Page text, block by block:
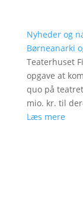
Nyheder og
Børneanarki
Teaterhuset
opgave at
quo på
mio. kr. til
Læs mere